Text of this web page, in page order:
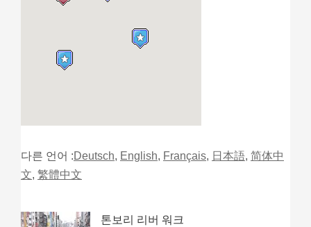
다른 언어 :Deutsch, English, Français, 日本語, 简体中
文, 繁體中文
톤보리 리버 워크